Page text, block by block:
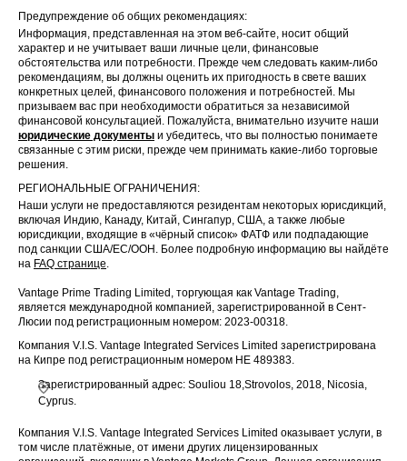
Предупреждение об общих рекомендациях:
Информация, представленная на этом веб-сайте, носит общий
характер и не учитывает ваши личные цели, финансовые
обстоятельства или потребности. Прежде чем следовать каким-либо
рекомендациям, вы должны оценить их пригодность в свете ваших
конкретных целей, финансового положения и потребностей. Мы
призываем вас при необходимости обратиться за независимой
финансовой консультацией. Пожалуйста, внимательно изучите наши
юридические документы и убедитесь, что вы полностью понимаете
связанные с этим риски, прежде чем принимать какие-либо торговые
решения.
РЕГИОНАЛЬНЫЕ ОГРАНИЧЕНИЯ:
Наши услуги не предоставляются резидентам некоторых юрисдикций,
включая Индию, Канаду, Китай, Сингапур, США, а также любые
юрисдикции, входящие в «чёрный список» ФАТФ или подпадающие
под санкции США/ЕС/ООН. Более подробную информацию вы найдёте
на FAQ странице.
Vantage Prime Trading Limited, торгующая как Vantage Trading,
является международной компанией, зарегистрированной в Сент-
Люсии под регистрационным номером: 2023-00318.
Компания V.I.S. Vantage Integrated Services Limited зарегистрирована
на Кипре под регистрационным номером HE 489383.
Зарегистрированный адрес: Souliou 18,Strovolos, 2018, Nicosia,
Cyprus.
Компания V.I.S. Vantage Integrated Services Limited оказывает услуги, в
том числе платёжные, от имени других лицензированных